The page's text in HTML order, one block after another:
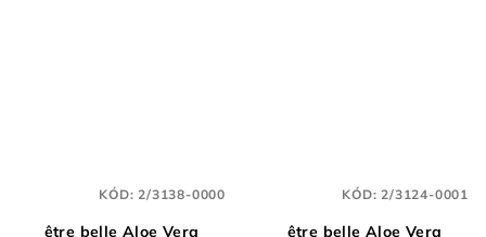
être belle Aloe Vera
KÓD:2/3138-0000
être belle Aloe Vera
KÓD:2/3124-0001